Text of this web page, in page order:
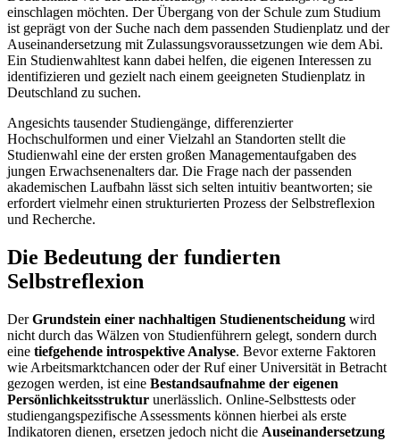
einschlagen möchten. Der Übergang von der Schule zum Studium
ist geprägt von der Suche nach dem passenden Studienplatz und der
Auseinandersetzung mit Zulassungsvoraussetzungen wie dem Abi.
Ein Studienwahltest kann dabei helfen, die eigenen Interessen zu
identifizieren und gezielt nach einem geeigneten Studienplatz in
Deutschland zu suchen.
Angesichts tausender Studiengänge, differenzierter
Hochschulformen und einer Vielzahl an Standorten stellt die
Studienwahl eine der ersten großen Managementaufgaben des
jungen Erwachsenenalters dar. Die Frage nach der passenden
akademischen Laufbahn lässt sich selten intuitiv beantworten; sie
erfordert vielmehr einen strukturierten Prozess der Selbstreflexion
und Recherche.
Die Bedeutung der fundierten
Selbstreflexion
DerGrundstein einer nachhaltigen Studienentscheidung wird
nicht durch das Wälzen von Studienführern gelegt, sondern durch
eine tiefgehende introspektive Analyse. Bevor externe Faktoren
wie Arbeitsmarktchancen oder der Ruf einer Universität in Betracht
gezogen werden, ist eine Bestandsaufnahme der eigenen
Persönlichkeitsstruktur unerlässlich. Online-Selbsttests oder
studiengangspezifische Assessments können hierbei als erste
Indikatoren dienen, ersetzen jedoch nicht die Auseinandersetzung